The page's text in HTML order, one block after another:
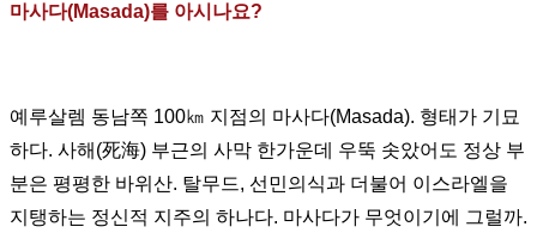
마사다(Masada)를 아시나요?
예루살렘 동남쪽 100㎞ 지점의 마사다(Masada). 형태가 기묘
하다. 사해 (死海) 부근의 사막 한가운데 우뚝 솟았어도 정상 부
분은 평평한 바위산. 탈무드, 선민의식과 더불어 이스라엘을
지탱하는 정신적 지주의 하나다. 마사다가 무엇이기에 그럴까.